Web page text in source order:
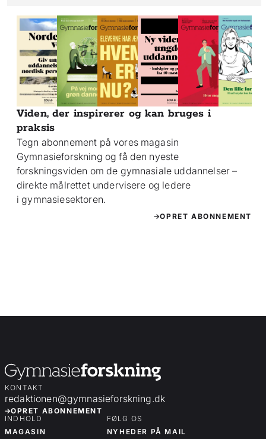
Viden, der inspirerer og kan bruges i
praksis
Tegn abonnement på vores magasin
Gymnasieforskning og få den nyeste
forskningsviden om de gymnasiale uddannelser –
direkte målrettet undervisere og ledere
i gymnasiesektoren.
OPRET ABONNEMENT
KONTAKT
redaktionen@gymnasieforskning.dk
OPRET ABONNEMENT
INDHOLD
MAGASIN
FØLG OS
NYHEDER PÅ MAIL